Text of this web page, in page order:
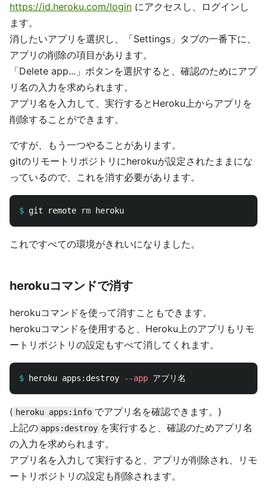
https://id.heroku.com/login にアクセスし、ログインし
ます。
消したいアプリを選択し、「Settings」タブの一番下に、
アプリの削除の項目があります。
「Delete app...」ボタンを選択すると、確認のためにアプ
リ名の入力を求められます。
アプリ名を入力して、実行するとHeroku上からアプリを
削除することができます。
ですが、もう一つやることがあります。
gitのリモートリポジトリにherokuが設定されたままにな
っているので、これを消す必要があります。
$ git remote rm
これですべての環境がきれいになりました。
herokuコマンドで消す
herokuコマンドを使って消すこともできます。
herokuコマンドを使用すると、Heroku上のアプリもリモ
ートリポジトリの設定もすべて消してくれます。
$ heroku apps:destroy --app
( heroku apps:info でアプリ名を確認できます。)
上記の apps:destroy を実行すると、確認のためアプリ名
の入力を求められます。
アプリ名を入力して実行すると、アプリが削除され、リモ
ートリポジトリの設定も削除されます。